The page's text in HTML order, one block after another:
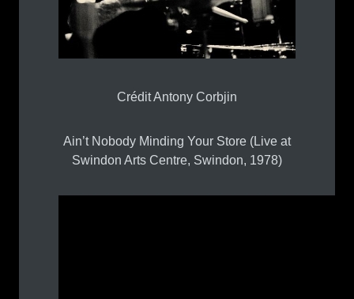
Crédit Antony Corbjin
Ain’t Nobody Minding Your Store (Live at
Swindon Arts Centre, Swindon, 1978)